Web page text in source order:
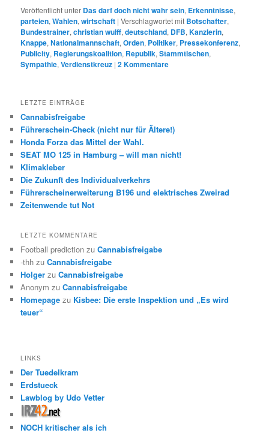
Veröffentlicht unter Das darf doch nicht wahr sein, Erkenntnisse,
parteien,Wahlen,wirtschaft |Verschlagwortet mit Botschafter,
Bundestrainer,christian wulff,deutschland, DFB,Kanzlerin,
Knappe,Nationalmannschaft,Orden, Politiker, Pressekonferenz,
Publicity, Regierungskoalition, Republik,Stammtischen,
Sympathie,Verdienstkreuz |2Kommentare
LETZTE EINTRÄGE
Cannabisfreigabe
Führerschein-Check (nicht nur für Ältere!)
Honda Forza das Mittel der Wahl.
SEAT MO 125 in Hamburg – will man nicht!
Klimakleber
Die Zukunft des Individualverkehrs
Führerscheinerweiterung B196 und elektrisches Zweirad
Zeitenwende tut Not
LETZTE KOMMENTARE
Football prediction zuCannabisfreigabe
-thh zuCannabisfreigabe
Holger zuCannabisfreigabe
Anonym zuCannabisfreigabe
Homepage zu Kisbee: Die erste Inspektion und „Es wird
teuer“
LINKS
Der Tuedelkram
Erdstueck
Lawblog by Udo Vetter
NOCH kritischer als ich